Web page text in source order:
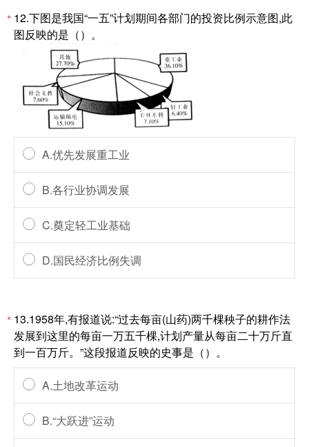
* 12.下图是我国“一五”计划期间各部门的投资比例示意图,此
图反映的是（）。
A.优先发展重工业
B.各行业协调发展
C.奠定轻工业基础
D.国民经济比例失调
* 13.1958年,有报道说:“过去每亩(山药)两千棵秧子的耕作法
发展到这里的每亩一万五千棵,计划产量从每亩二十万斤直
到一百万斤。”这段报道反映的史事是（）。
A.土地改革运动
B.“大跃进”运动